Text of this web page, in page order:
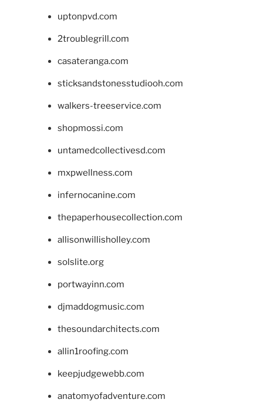
uptonpvd.com
2troublegrill.com
casateranga.com
sticksandstonesstudiooh.com
walkers-treeservice.com
shopmossi.com
untamedcollectivesd.com
mxpwellness.com
infernocanine.com
thepaperhousecollection.com
allisonwillisholley.com
solslite.org
portwayinn.com
djmaddogmusic.com
thesoundarchitects.com
allin1roofing.com
keepjudgewebb.com
anatomyofadventure.com